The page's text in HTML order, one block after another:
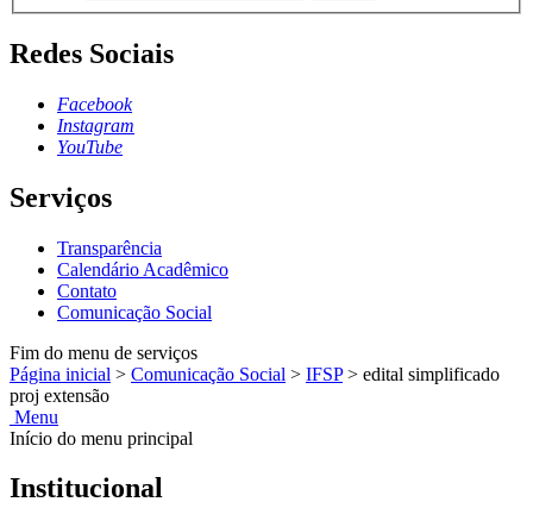
Redes Sociais
Facebook
Instagram
YouTube
Serviços
Transparência
Calendário Acadêmico
Contato
Comunicação Social
Fim do menu de serviços
Página inicial > Comunicação Social > IFSP > edital simplificado
proj extensão
Menu
Início do menu principal
Institucional